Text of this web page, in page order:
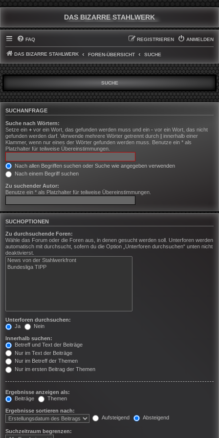
DAS BIZARRE STAHLWERK
FAQ ANMELDEN
REGISTRIEREN
DAS BIZARRE STAHLWERK FOREN-ÜBERSICHT SUCHE
SUCHE
SUCHANFRAGE
Suche nach Wörtern:
Setze ein + vor ein Wort, das gefunden werden muss und ein - vor ein Wort, das nicht
gefunden werden darf. Verwende mehrere Wörter getrennt durch | innerhalb einer
Klammer, wenn nur eines der Wörter gefunden werden muss. Benutze ein * als
Platzhalter für teilweise Übereinstimmungen.
Nach allen Begriffen suchen oder Suche wie angegeben verwenden
Nach einem Begriff suchen
Zu suchender Autor:
Benutze ein * als Platzhalter für teilweise Übereinstimmungen.
SUCHOPTIONEN
Zu durchsuchende Foren:
Wähle das Forum oder die Foren aus, in denen gesucht werden soll. Unterforen werden
automatisch mit durchsucht, sofern du die Option „Unterforen durchsuchen“ unten nicht
deaktivierst.
Unterforen durchsuchen:
Ja
Nein
Innerhalb suchen:
Betreff und Text der Beiträge
Nur im Text der Beiträge
Nur im Betreff der Themen
Nur im ersten Beitrag der Themen
Ergebnisse anzeigen als:
Beiträge
Themen
Ergebnisse sortieren nach:
Aufsteigend
Absteigend
Suchzeitraum begrenzen: